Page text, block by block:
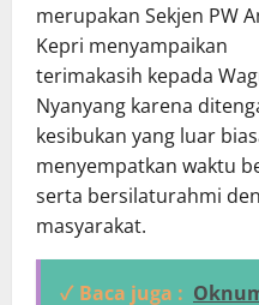
merupakan Sekjen PW
Kepri menyampaikan
terimakasih kepada
Nyanyang karena
kesibukan yang luar
menyempatkan waktu
serta bersilaturahmi
masyarakat.
✓ Baca juga :